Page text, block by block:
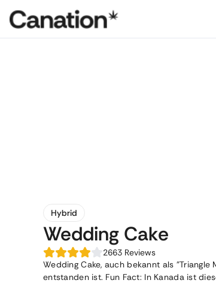
Hybrid
Wedding Cake
2663 Reviews
Wedding Cake, auch bekannt als
entstanden ist. Fun Fact: In Kanada ist